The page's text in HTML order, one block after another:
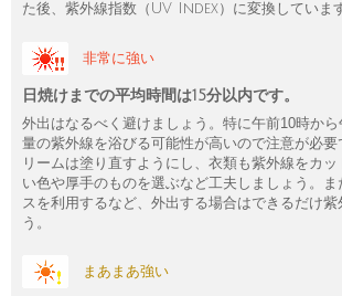
た後、紫外線指数（UV Index）に変換していま
非常に強い
日焼けまでの平均時間は15分以内です。
外出はなるべく避けましょう。特に午前10時か
量の紫外線を浴びる可能性が高いので注意が必要
リームは塗り直すようにし、衣類も紫外線をカ
い色や厚手のものを選ぶなど工夫しましょう。ま
スを利用するなど、外出する場合はできるだけ紫
う。
まあまあ強い